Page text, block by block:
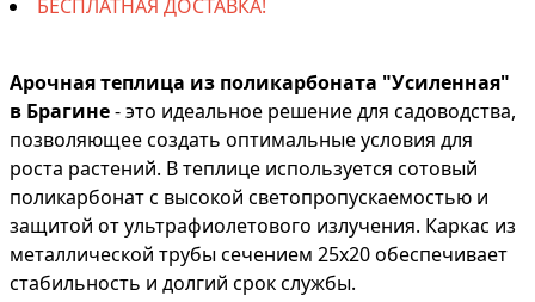
БЕСПЛАТНАЯ ДОСТАВКА!
Арочная теплица из поликарбоната "Усиленная"
в Брагине- это идеальное решение для садоводства,
позволяющее создать оптимальные условия для
роста растений. В теплице используется сотовый
поликарбонат с высокой светопропускаемостью и
защитой от ультрафиолетового излучения. Каркас из
металлической трубы сечением 25х20 обеспечивает
стабильность и долгий срок службы.